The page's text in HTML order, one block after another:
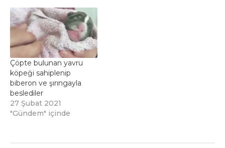
Çöpte bulunan yavru
köpeği sahiplenip
biberon ve şırıngayla
beslediler
27 Şubat 2021
"Gündem" içinde